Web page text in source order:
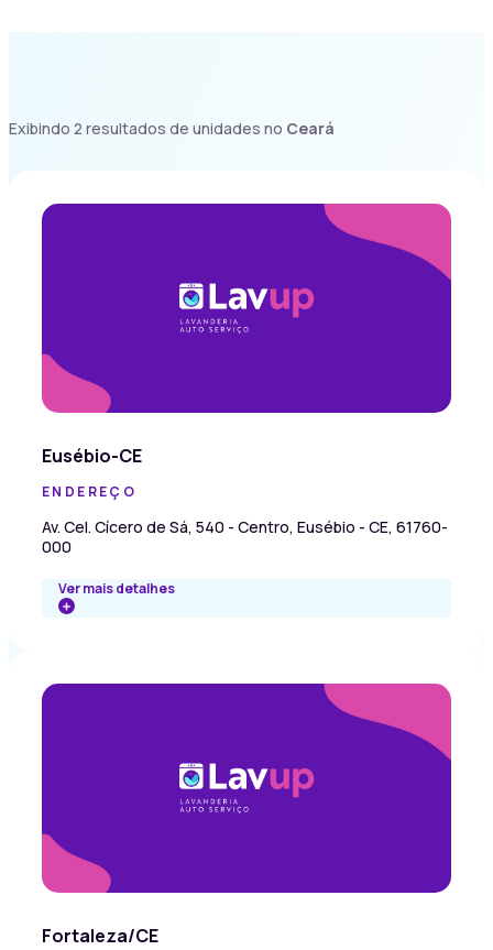
Exibindo 2 resultados de unidades no Ceará
Eusébio-CE
ENDEREÇO
Av. Cel. Cícero de Sá, 540 - Centro, Eusébio - CE, 61760-
000
Ver mais detalhes
Fortaleza/CE